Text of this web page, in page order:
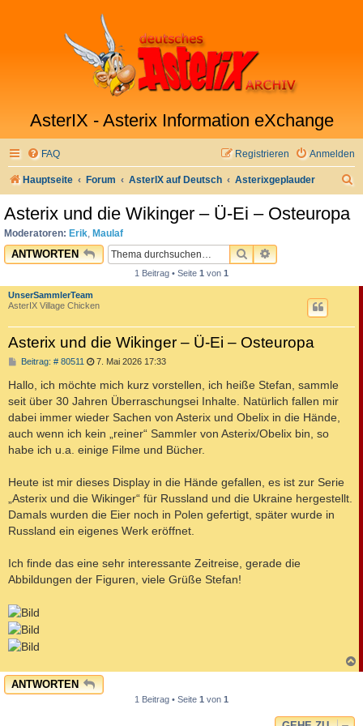
AsterIX - Asterix Information eXchange
FAQ Anmelden
Registrieren
Hauptseite Forum AsterIX auf Deutsch Asterixgeplauder
Asterix und die Wikinger – Ü-Ei – Osteuropa
Moderatoren: Erik, Maulaf
ANTWORTEN SUCHEERWEITERTE
1 Beitrag • Seite 1 von 1
UnserSammlerTeam
AsterIX Village Chicken
Asterix und die Wikinger – Ü-Ei – Osteuropa
Beitrag: # 80511 B
i
t
r
a
g
7. Mai 2026 17:33
Hallo, ich möchte mich kurz vorstellen, ich heiße Stefan, sammle
seit über 30 Jahren Überraschungsei Inhalte. Natürlich fallen mir
dabei immer wieder Sachen von Asterix und Obelix in die Hände,
auch wenn ich kein „reiner“ Sammler von Asterix/Obelix bin, so
habe ich u.a. einige Filme und Bücher.
Heute ist mir dieses Display in die Hände gefallen, es ist zur Serie
„Asterix und die Wikinger“ für Russland und die Ukraine hergestellt.
Damals wurden die Eier noch in Polen gefertigt, später wurde in
Russland ein eigenes Werk eröffnet.
Ich finde das eine sehr interessante Zeitreise, gerade die
Abbildungen der Figuren, viele Grüße Stefan!
a
ANTWORTEN
1 Beitrag • Seite 1 von 1